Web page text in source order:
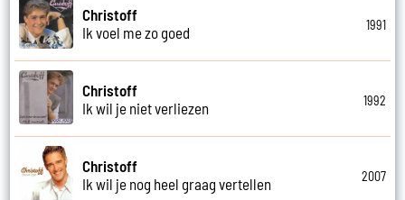
Christoff
Ik voel me zo goed
1991
Christoff
Ik wil je niet verliezen
1992
Christoff
Ik wil je nog heel graag vertellen
2007